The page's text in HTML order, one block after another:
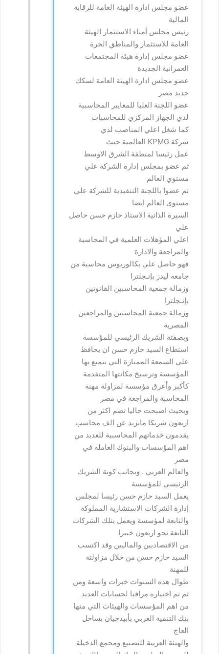
عضو مجلس ادارة الهيئة العامة للرقابة
المالية
رئيس مجلس أمناء الاستثمار الهيئة
العامة للاستثمار والمناطق الحرة
عضو مجلس إدارة هيئة المجتمعات
العمرانية الجديدة
عضو مجلس ادارة الهيئة العامة لسكك
حديد مصر
عضو اللجنة العليا للمعايير المحاسبية
لدي الجهاز المركزي للمحاسبات
كما شغل اعلي المناصب لدي
شركة KPMG العالمية حيث
عمل رئيسا لمنطقة الشرق الاوسط
ثم عضو بمجلس إدارة الشركة علي
مستوي العالم
ثم عضوا باللجنة التنفيذية للشركة علي
مستوي العالم ايضا
السيرة الذاتية الاستاذ حازم حسن حاصل
علي
اعلي المؤهلات العلمية في المحاسبة
والمراجعة والادارة
فهو حاصل علي بكالوريوس محاسبة من
جامعة ليدز بإنـجلترا
وزمالة جمعية المحاسبين القانونين
بإنـجلترا
وزمالة جمعية المحاسبين والمراجعين
المصرية
وبصفتة الشريك الرئيسي للمؤسسة
استطاع السيد حازم حسن ان يحافظ
علي السمعة الممتازة التي تتمتع بها
المؤسسة وترسيخ مكانتها المتقدمة
كأكبر وأعرق مؤسسة لمزاولة مهنة
المحاسبة والمراجعة في مصر
وبحيث اصبحت حاليا تضم اكثر من
اربعون شريكا مايزيد عن الف محاسب
يقدمون خدماتهم المحاسبية للعديد من
اهم المؤسسات والبنوك العاملة في
مصر
والعالم العربي . وبجانب كونة الشريك
الرئيسي للمؤسسة
يعمل السيد حازم حسن رئيسا لمجلس
إدارة الشركات الاستشارية المملوكة
والتابعة لمؤسسة ويعمل بتلك الشركات
التابعة نحو اربعون خبيرا
من الاقتصاديين والماليين وقد اكتسب
السيد حازم حسن من خلال مزاولته
للمهنة
طوال هذه السنوات خبرات واسعة ومن
ثم تم اختياره مراقبا لحسابات العديد
من اهم المؤسسات والهيئات التي منها
بنك التنمية العربي بأبيدجيان بساحل
العاج
والهيئة العربية للتصنيع ومجمع الدخيلة